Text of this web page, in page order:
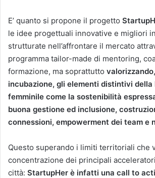
E’ quanto si propone il progetto
le idee progettuali innovative e migliori
strutturate nell’affrontare il mercato
programma tailor-made di mentoring,
formazione, ma soprattutto
incubazione, gli elementi distintivi della
femminile come la sostenibilità
buona gestione ed inclusione,
connessioni, empowerment dei team e
Questo superando i limiti territoriali che
concentrazione dei principali
città: StartupHer è infatti una call to